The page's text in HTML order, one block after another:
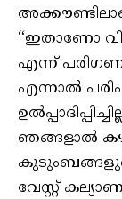
“ഇതാണോ
എന്ന്
എന്നാൽ
ഞങ്ങളാൽ
വേസ്റ്റ്